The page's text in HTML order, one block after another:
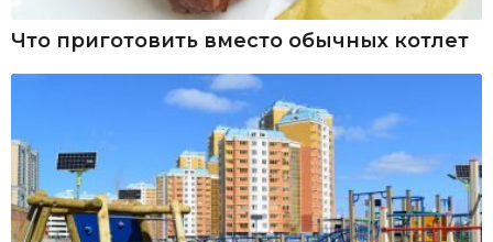
Что приготовить вместо обычных котлет